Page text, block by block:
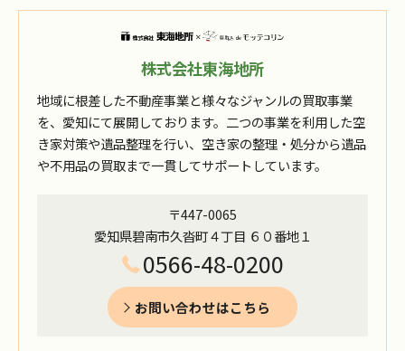
株式会社東海地所
地域に根差した不動産事業と様々なジャンルの買取事業
を、愛知にて展開しております。二つの事業を利用した空
き家対策や遺品整理を行い、空き家の整理・処分から遺品
や不用品の買取まで一貫してサポートしています。
〒447-0065
愛知県碧南市久沓町４丁目 ６０番地１
0566-48-0200
お問い合わせはこちら